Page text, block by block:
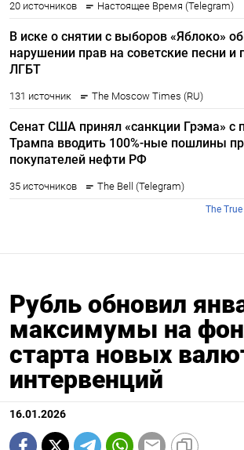
Рубль обновил
максимумы на
старта новых
интервенций
16.01.2026